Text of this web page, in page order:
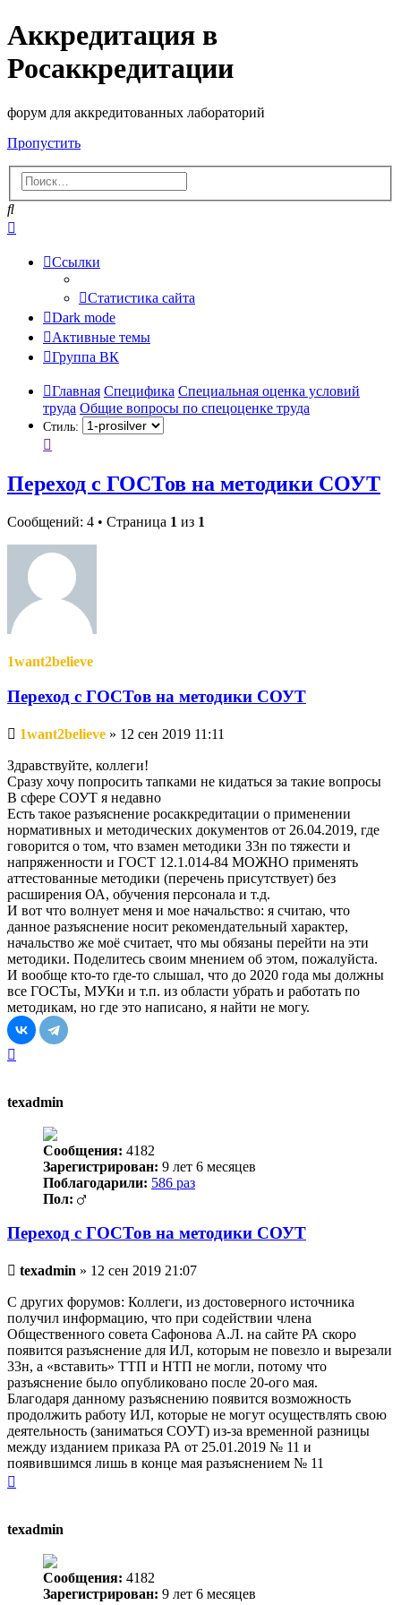
Аккредитация в
Росаккредитации
форум для аккредитованных лабораторий
Пропустить
Поиск
Ссылки
Статистика сайта
Dark mode
Активные темы
Группа ВК
Главная Специфика Специальная оценка условий
труда Общие вопросы по спецоценке труда
Стиль:
Переход с ГОСТов на методики СОУТ
Сообщений: 4 • Страница 1 из 1
1want2believe
Переход с ГОСТов на методики СОУТ
Непрочитанное
1want2believe » 12 сен 2019 11:11
Здравствуйте, коллеги!
Сразу хочу попросить тапками не кидаться за такие вопросы
В сфере СОУТ я недавно
Есть такое разъяснение росаккредитации о применении
нормативных и методических документов от 26.04.2019, где
говорится о том, что взамен методики 33н по тяжести и
напряженности и ГОСТ 12.1.014-84 МОЖНО применять
аттестованные методики (перечень присутствует) без
расширения ОА, обучения персонала и т.д.
И вот что волнует меня и мое начальство: я считаю, что
данное разъяснение носит рекомендательный характер,
начальство же моё считает, что мы обязаны перейти на эти
методики. Поделитесь своим мнением об этом, пожалуйста.
И вообще кто-то где-то слышал, что до 2020 года мы должны
все ГОСТы, МУКи и т.п. из области убрать и работать по
методикам, но где это написано, я найти не могу.
texadmin
Сообщения: 4182
Зарегистрирован: 9 лет 6 месяцев
Поблагодарили: 586 раз
Пол:
Переход с ГОСТов на методики СОУТ
Непрочитанное
texadmin » 12 сен 2019 21:07
С других форумов: Коллеги, из достоверного источника
получил информацию, что при содействии члена
Общественного совета Сафонова А.Л. на сайте РА скоро
появится разъяснение для ИЛ, которым не повезло и вырезали
33н, а «вставить» ТТП и НТП не могли, потому что
разъяснение было опубликовано после 20-ого мая.
Благодаря данному разъяснению появится возможность
продолжить работу ИЛ, которые не могут осуществлять свою
деятельность (заниматься СОУТ) из-за временной разницы
между изданием приказа РА от 25.01.2019 № 11 и
появившимся лишь в конце мая разъяснением № 11
texadmin
Сообщения: 4182
Зарегистрирован: 9 лет 6 месяцев